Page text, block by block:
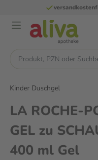
Kinder Duschgel
LA ROCHE-
GEL zu
400 ml Gel